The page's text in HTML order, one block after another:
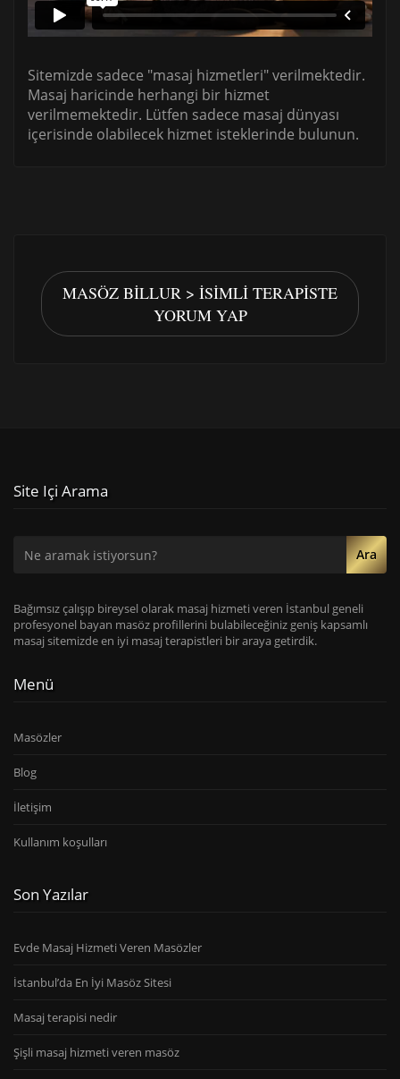
Sitemizde sadece "masaj hizmetleri" verilmektedir.
Masaj haricinde herhangi bir hizmet
verilmemektedir. Lütfen sadece masaj dünyası
içerisinde olabilecek hizmet isteklerinde bulunun.
MASÖZ BILLUR > İSIMLI TERAPISTE
YORUM YAP
Site Içi Arama
Ara
Bağımsız çalışıp bireysel olarak masaj hizmeti veren İstanbul geneli
profesyonel bayan masöz profillerini bulabileceğiniz geniş kapsamlı
masaj sitemizde en iyi masaj terapistleri bir araya getirdik.
Menü
Masözler
Blog
İletişim
Kullanım koşulları
Son Yazılar
Evde Masaj Hizmeti Veren Masözler
İstanbul’da En İyi Masöz Sitesi
Masaj terapisi nedir
Şişli masaj hizmeti veren masöz